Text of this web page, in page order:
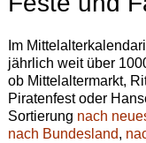
Im
jährlich weit über
ob Mittelaltermarkt,
Piratenfest oder
Sortierung nach
nach Bundesland,